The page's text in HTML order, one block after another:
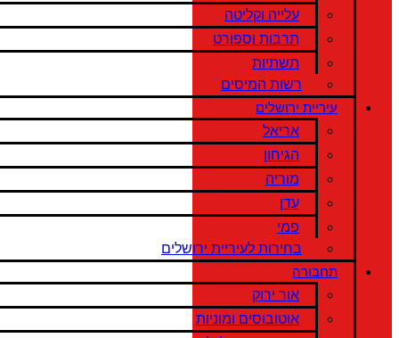
עלייה וקליטה
תרבות וספורט
תשתיות
רשות המיסים
עיריית ירושלים
אריאל
הגיחון
מוריה
עדן
פמי
בחירות לעיריית ירושלים
תחבורה
אור ירוק
אוטובוסים ומוניות